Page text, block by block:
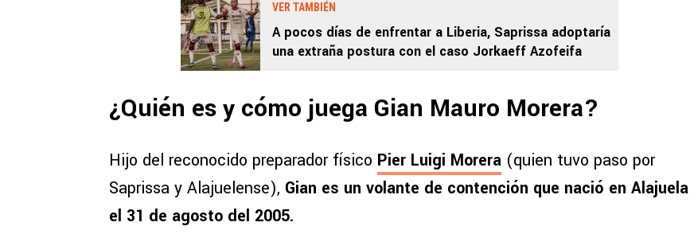
VER TAMBIÉN
A pocos días de enfrentar a Liberia, Saprissa adoptaría
una extraña postura con el caso Jorkaeff Azofeifa
¿Quién es y cómo juega Gian Mauro Morera?
Hijo del reconocido preparador físico Pier Luigi Morera (quien tuvo paso por
Saprissa y Alajuelense), Gian es un volante de contención que nació en Alajuela
el 31 de agosto del 2005.